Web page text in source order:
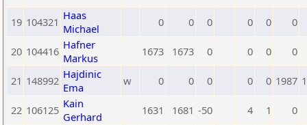
19 104321 Haas
Michael
0 0 0 0 0 0
20 104416 Hafner
Markus
1673 1673 0 0 0 0
21 148992 Hajdinic
Ema
w 0 0 0 0 0 1987
22 106125 Kain
Gerhard
1631 1681 -50 4 1 0